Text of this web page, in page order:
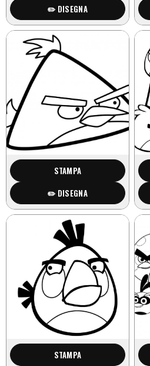
✏️ DISEGNA
STAMPA
✏️ DISEGNA
STAMPA